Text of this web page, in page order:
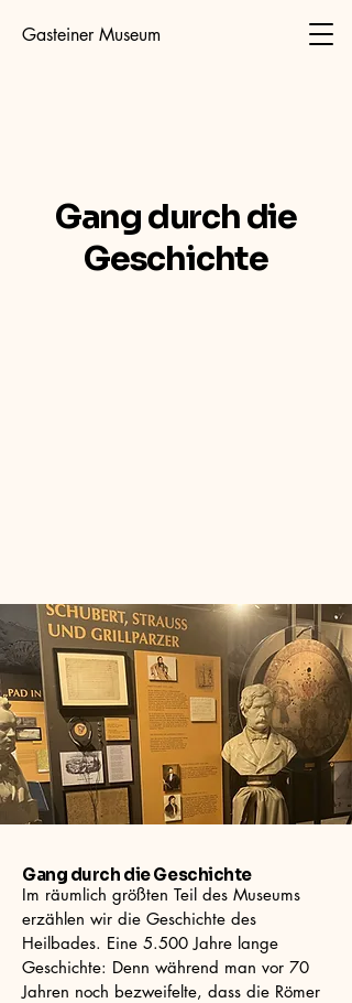
Gasteiner Museum
Gang durch die
Geschichte
Gang durch die Geschichte
Im räumlich größten Teil des Museums
erzählen wir die Geschichte des
Heilbades. Eine 5.500 Jahre lange
Geschichte: Denn während man vor 70
Jahren noch bezweifelte, dass die Römer